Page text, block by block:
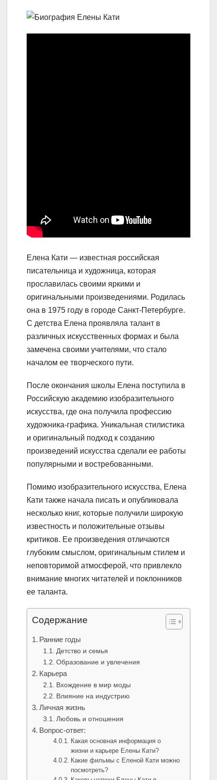
Елена Кати — известная российская
писательница и художница, которая
прославилась своими яркими и
оригинальными произведениями. Родилась
она в 1975 году в городе Санкт-Петербурге.
С детства Елена проявляла талант в
различных искусственных формах и была
замечена своими учителями, что стало
началом ее творческого пути.
После окончания школы Елена поступила в
Российскую академию изобразительного
искусства, где она получила профессию
художника-графика. Уникальная стилистика
и оригинальный подход к созданию
произведений искусства сделали ее работы
популярными и востребованными.
Помимо изобразительного искусства, Елена
Кати также начала писать и опубликовала
несколько книг, которые получили широкую
известность и положительные отзывы
критиков. Ее произведения отличаются
глубоким смыслом, оригинальным стилем и
неповторимой атмосферой, что привлекло
внимание многих читателей и поклонников
ее таланта.
Содержание
Ранние годы
Детство и семья
Образование и увлечения
Карьера
Вхождение в мир моды
Влияние на индустрию
Личная жизнь
Любовь и отношения
Вопрос-ответ:
Какая основная информация о
жизни и карьере Елены Кати?
Какие фильмы с Еленой Кати можно
посмотреть?